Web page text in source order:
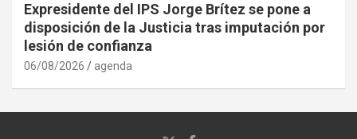
Expresidente del IPS Jorge Brítez se pone a
disposición de la Justicia tras imputación por
lesión de confianza
06/08/2026 agenda